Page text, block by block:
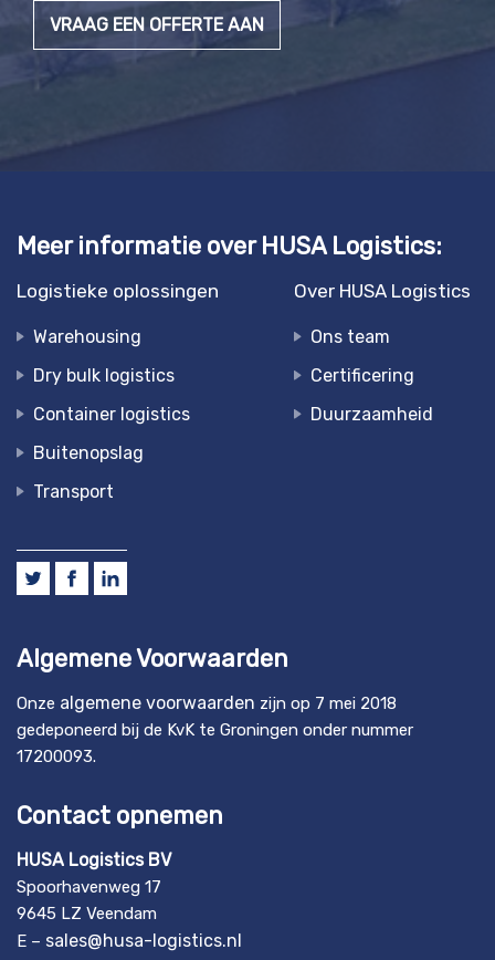
VRAAG EEN OFFERTE AAN
Meer informatie over HUSA Logistics:
Logistieke oplossingen
Warehousing
Dry bulk logistics
Container logistics
Buitenopslag
Transport
Over HUSA Logistics
Ons team
Certificering
Duurzaamheid
Algemene Voorwaarden
Onze algemene voorwaarden zijn op 7 mei 2018
gedeponeerd bij de KvK te Groningen onder nummer
17200093.
Contact opnemen
HUSA Logistics BV
Spoorhavenweg 17
9645 LZ Veendam
E – sales@husa-logistics.nl